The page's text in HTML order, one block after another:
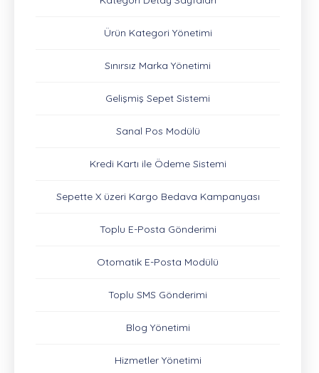
Ürün Kategori Yönetimi
Sınırsız Marka Yönetimi
Gelişmiş Sepet Sistemi
Sanal Pos Modülü
Kredi Kartı ile Ödeme Sistemi
Sepette X üzeri Kargo Bedava Kampanyası
Toplu E-Posta Gönderimi
Otomatik E-Posta Modülü
Toplu SMS Gönderimi
Blog Yönetimi
Hizmetler Yönetimi